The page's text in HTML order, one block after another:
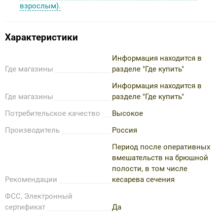
взрослым).
Характеристики
Где магазины
Информация находится в
разделе "Где купить"
Где магазины
Информация находится в
разделе "Где купить"
Потребительское качество
Высокое
Производитель
Россия
Рекомендации
Период после оперативных
вмешательств на брюшной
полости, в том числе
кесарева сечения
ФСС, Электронный
сертификат
Да